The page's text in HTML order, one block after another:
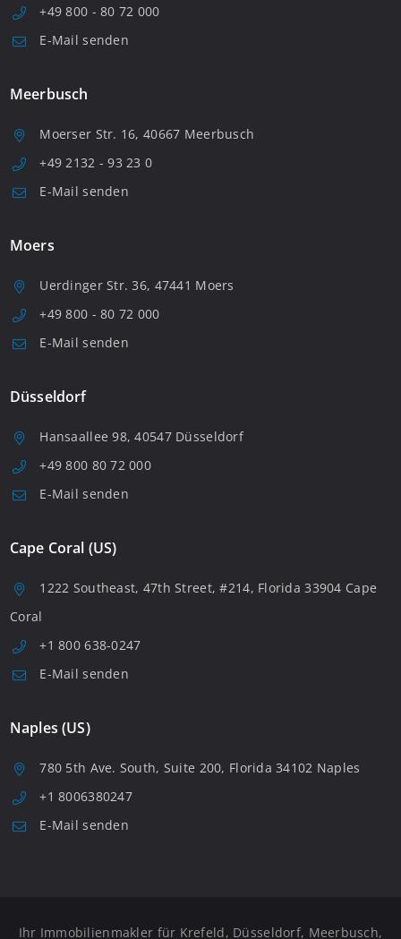
+49 800 - 80 72 000
E-Mail senden
Meerbusch
Moerser Str. 16, 40667 Meerbusch
+49 2132 - 93 23 0
E-Mail senden
Moers
Uerdinger Str. 36, 47441 Moers
+49 800 - 80 72 000
E-Mail senden
Düsseldorf
Hansaallee 98, 40547 Düsseldorf
+49 800 80 72 000
E-Mail senden
Cape Coral (US)
1222 Southeast, 47th Street, #214, Florida 33904 Cape
Coral
+1 800 638-0247
E-Mail senden
Naples (US)
780 5th Ave. South, Suite 200, Florida 34102 Naples
+1 8006380247
E-Mail senden
Ihr Immobilienmakler für Krefeld, Düsseldorf, Meerbusch,